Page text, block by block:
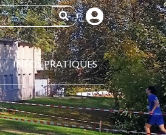
INFOS PRATIQUES